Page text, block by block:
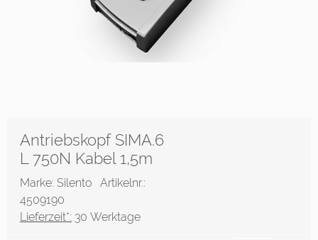
Antriebskopf SIMA.6
L 750N Kabel 1,5m
Marke: Silento Artikelnr.:
4509190
Lieferzeit*: 30 Werktage